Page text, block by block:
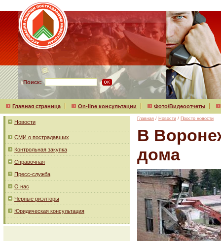
Поиск:
Главная страница On-line консультации Фото/Видеоотчеты
Новости
СМИ о пострадавших
Контрольная закупка
Справочная
Пресс-служба
О нас
Черные риэлторы
Юридическая консультация
Главная / Новости / Просто новости
В
дома